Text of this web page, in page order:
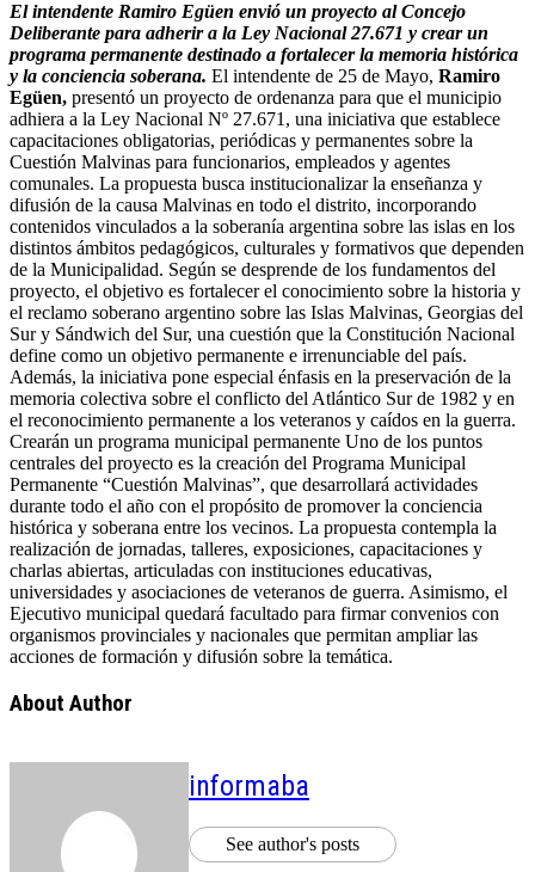
El intendente Ramiro Egüen envió un proyecto al Concejo
Deliberante para adherir a la Ley Nacional 27.671 y crear un
programa permanente destinado a fortalecer la memoria histórica
y la conciencia soberana. El intendente de 25 de Mayo, Ramiro
Egüen, presentó un proyecto de ordenanza para que el municipio
adhiera a la Ley Nacional Nº 27.671, una iniciativa que establece
capacitaciones obligatorias, periódicas y permanentes sobre la
Cuestión Malvinas para funcionarios, empleados y agentes
comunales. La propuesta busca institucionalizar la enseñanza y
difusión de la causa Malvinas en todo el distrito, incorporando
contenidos vinculados a la soberanía argentina sobre las islas en los
distintos ámbitos pedagógicos, culturales y formativos que dependen
de la Municipalidad. Según se desprende de los fundamentos del
proyecto, el objetivo es fortalecer el conocimiento sobre la historia y
el reclamo soberano argentino sobre las Islas Malvinas, Georgias del
Sur y Sándwich del Sur, una cuestión que la Constitución Nacional
define como un objetivo permanente e irrenunciable del país.
Además, la iniciativa pone especial énfasis en la preservación de la
memoria colectiva sobre el conflicto del Atlántico Sur de 1982 y en
el reconocimiento permanente a los veteranos y caídos en la guerra.
Crearán un programa municipal permanente Uno de los puntos
centrales del proyecto es la creación del Programa Municipal
Permanente “Cuestión Malvinas”, que desarrollará actividades
durante todo el año con el propósito de promover la conciencia
histórica y soberana entre los vecinos. La propuesta contempla la
realización de jornadas, talleres, exposiciones, capacitaciones y
charlas abiertas, articuladas con instituciones educativas,
universidades y asociaciones de veteranos de guerra. Asimismo, el
Ejecutivo municipal quedará facultado para firmar convenios con
organismos provinciales y nacionales que permitan ampliar las
acciones de formación y difusión sobre la temática.
About Author
informaba
See author's posts